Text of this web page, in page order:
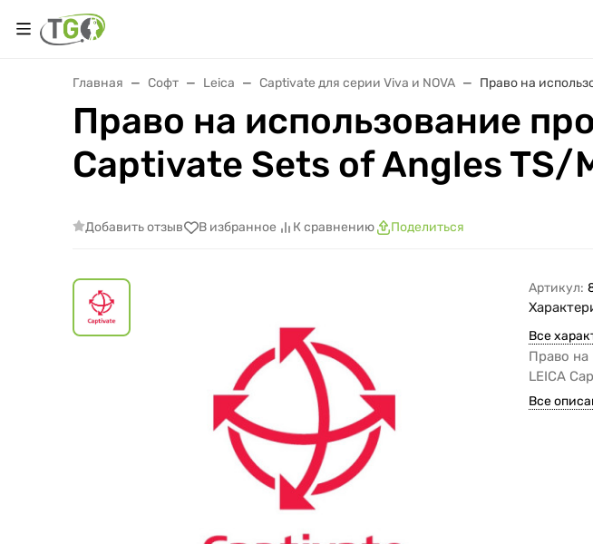
Главная Софт Leica Captivate для серии Viva и NOVA Право на
Право на использование
Captivate Sets of Angles TS/
Добавить отзыв В избранное К сравнению Поделиться
Артикул:
Все
Право на
LEICA
Все